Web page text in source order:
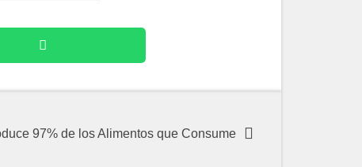
97% de los Alimentos que Consume